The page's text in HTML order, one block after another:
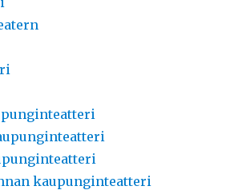
kaupunginteatteri